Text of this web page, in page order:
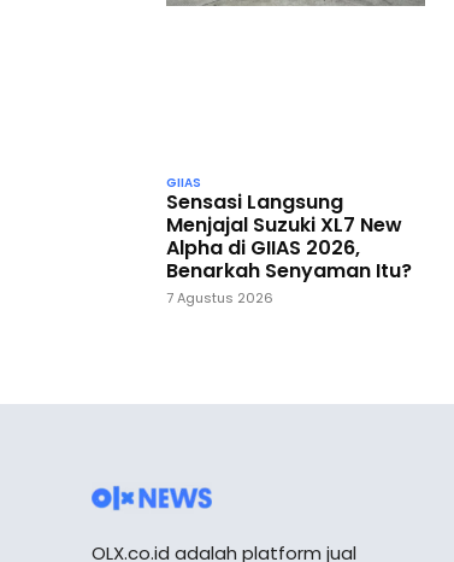
GIIAS
Sensasi Langsung
Menjajal Suzuki XL7 New
Alpha di GIIAS 2026,
Benarkah Senyaman Itu?
7 Agustus 2026
OLX.co.id adalah platform jual